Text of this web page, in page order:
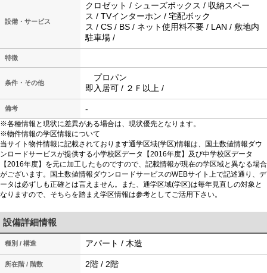
設備・サービス
クロゼット / シューズボックス / 収納スペー
ス / TVインターホン / 宅配ボック
ス / CS / BS / ネット使用料不要 / LAN / 敷地内
駐車場 /
特徴
条件・その他
プロパン
即入居可 / ２Ｆ以上 /
備考 -
※各種情報と現状に差異がある場合は、現状優先となります。
※物件情報の学区情報について
当サイト物件情報に記載されております通学区域(学区)情報は、国土数値情報ダウ
ンロードサービスが提供する小学校区データ【2016年度】及び中学校区データ
【2016年度】を元に加工したものですので、記載情報が現在の学区域と異なる場合
がございます。国土数値情報ダウンロードサービスのWEBサイト上で記述通り、デ
ータは必ずしも正確とは言えません。また、通学区域(学区)は毎年見直しの対象と
なりますので、そちらを踏まえ学区情報は参考としてご活用下さい。
設備詳細情報
種別 / 構造 アパート / 木造
所在階 / 階数 2階 / 2階